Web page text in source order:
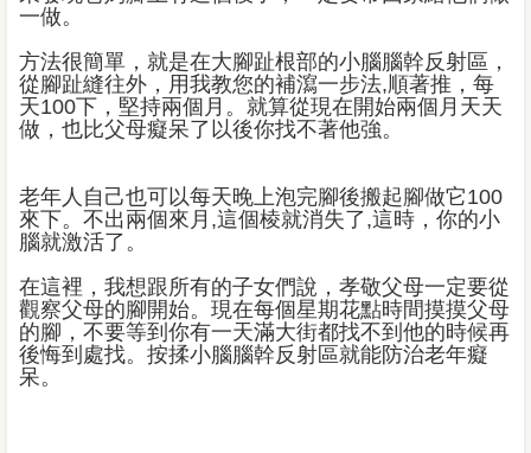
一做。
方法很簡單，就是在大腳趾根部的小腦腦幹反射區，
從腳趾縫往外，用我教您的補瀉一步法,順著推，每
天100下，堅持兩個月。就算從現在開始兩個月天天
做，也比父母癡呆了以後你找不著他強。
老年人自己也可以每天晚上泡完腳後搬起腳做它100
來下。不出兩個來月,這個棱就消失了,這時，你的小
腦就激活了。
在這裡，我想跟所有的子女們說，孝敬父母一定要從
觀察父母的腳開始。現在每個星期花點時間摸摸父母
的腳，不要等到你有一天滿大街都找不到他的時候再
後悔到處找。按揉小腦腦幹反射區就能防治老年癡
呆。